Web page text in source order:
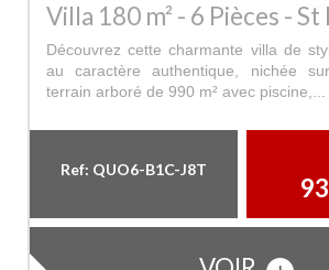
Villa 180 m² - 6 Pièces - St
Découvrez cette charmante villa de
au caractère authentique, nichée
terrain arboré de 990 m² avec piscine,...
Ref: QUO6-B1C-J8T